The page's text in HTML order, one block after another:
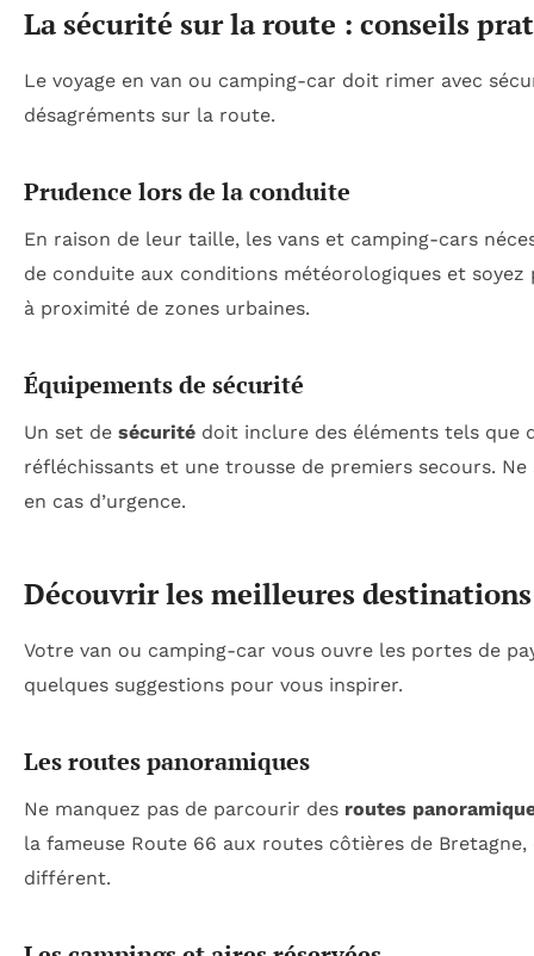
La sécurité sur la route : conseils
Le voyage en van ou camping-car doit rimer avec
désagréments sur la route.
Prudence lors de la conduite
En raison de leur taille, les vans et camping-cars
de conduite aux conditions météorologiques et
à proximité de zones urbaines.
Équipements de sécurité
Un set de sécurité doit inclure des éléments tels que
réfléchissants et une trousse de premiers secours.
en cas d’urgence.
Découvrir les meilleures
Votre van ou camping-car vous ouvre les portes de
quelques suggestions pour vous inspirer.
Les routes panoramiques
Ne manquez pas de parcourir des routes
la fameuse Route 66 aux routes côtières de
différent.